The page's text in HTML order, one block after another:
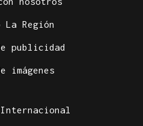
La Región
publicidad
imágenes